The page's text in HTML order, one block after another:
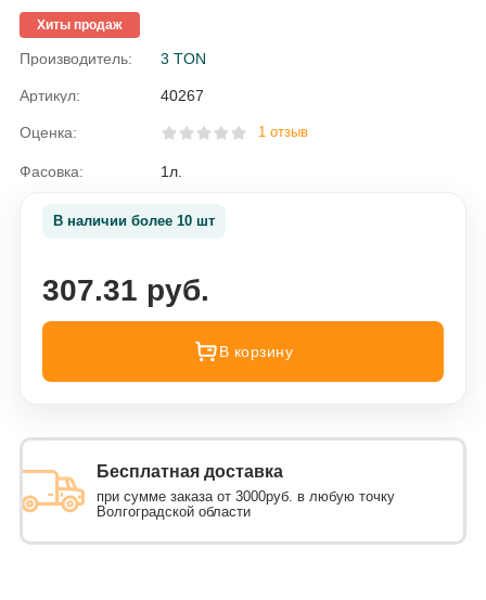
Хиты продаж
Производитель: 3 TON
Артикул: 40267
Оценка: 1 отзыв
Фасовка: 1л.
В наличии более 10 шт
307.31 руб.
В корзину
Бесплатная доставка
при сумме заказа от 3000руб. в любую точку
Волгоградской области